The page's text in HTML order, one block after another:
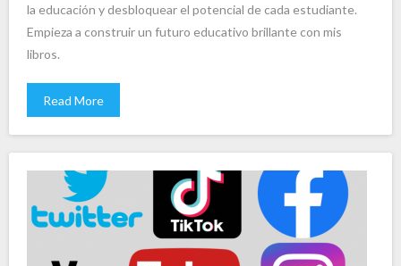
la educación y desbloquear el potencial de cada estudiante.
Empieza a construir un futuro educativo brillante con mis
libros.
Read More